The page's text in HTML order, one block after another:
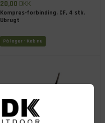
20,00 DKK
Kompres-forbinding, CF, 4 stk,
Ubrugt
På lager - Køb nu